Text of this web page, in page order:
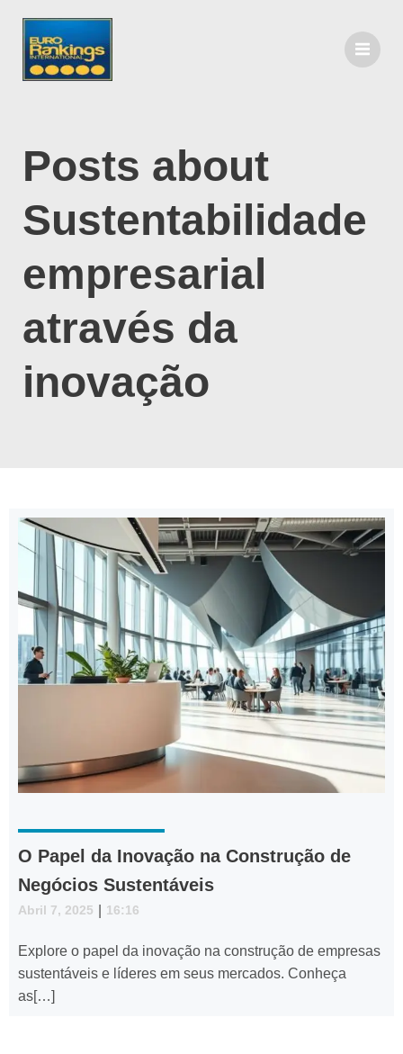
Posts about
Sustentabilidade
empresarial
através da
inovação
O Papel da Inovação na Construção de
Negócios Sustentáveis
Abril 7, 2025 16:16
Explore o papel da inovação na construção de empresas
sustentáveis e líderes em seus mercados. Conheça
as[…]